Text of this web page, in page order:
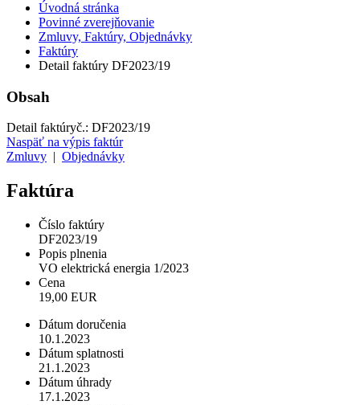
Úvodná stránka
Povinné zverejňovanie
Zmluvy, Faktúry, Objednávky
Faktúry
Detail faktúry DF2023/19
Obsah
Detail faktúryč.: DF2023/19
Naspäť na výpis faktúr
Zmluvy
Objednávky
Faktúra
Číslo faktúry
DF2023/19
Popis plnenia
VO elektrická energia 1/2023
Cena
19,00 EUR
Dátum doručenia
10.1.2023
Dátum splatnosti
21.1.2023
Dátum úhrady
17.1.2023